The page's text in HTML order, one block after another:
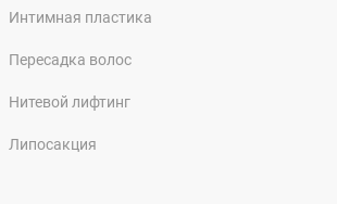
Интимная пластика
Пересадка волос
Нитевой лифтинг
Липосакция